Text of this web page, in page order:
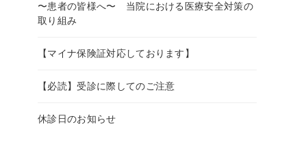
〜患者の皆様へ〜 当院における医療安全対策の
取り組み
【マイナ保険証対応しております】
【必読】受診に際してのご注意
休診日のお知らせ